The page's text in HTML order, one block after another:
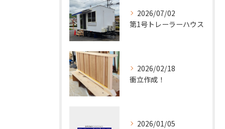
2026/07/02
第1号トレーラーハウス
2026/02/18
衝立作成！
2026/01/05